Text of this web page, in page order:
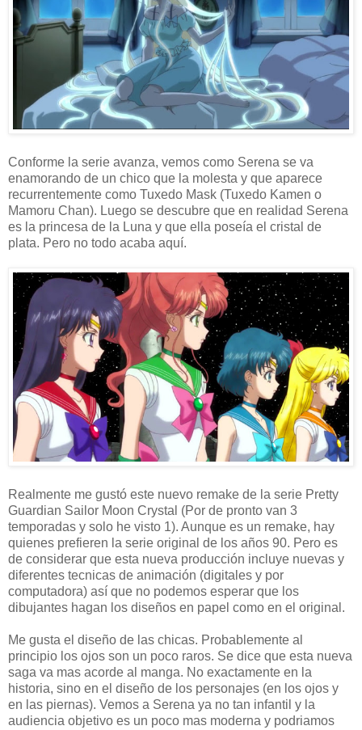
Conforme la serie avanza, vemos como Serena se va
enamorando de un chico que la molesta y que aparece
recurrentemente como Tuxedo Mask (Tuxedo Kamen o
Mamoru Chan). Luego se descubre que en realidad Serena
es la princesa de la Luna y que ella poseía el cristal de
plata. Pero no todo acaba aquí.
Realmente me gustó este nuevo remake de la serie Pretty
Guardian Sailor Moon Crystal (Por de pronto van 3
temporadas y solo he visto 1). Aunque es un remake, hay
quienes prefieren la serie original de los años 90. Pero es
de considerar que esta nueva producción incluye nuevas y
diferentes tecnicas de animación (digitales y por
computadora) así que no podemos esperar que los
dibujantes hagan los diseños en papel como en el original.
Me gusta el diseño de las chicas. Probablemente al
principio los ojos son un poco raros. Se dice que esta nueva
saga va mas acorde al manga. No exactamente en la
historia, sino en el diseño de los personajes (en los ojos y
en las piernas). Vemos a Serena ya no tan infantil y la
audiencia objetivo es un poco mas moderna y podriamos